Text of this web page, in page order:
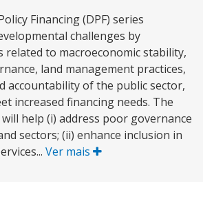
Financing (DPF) series
challenges by
to macroeconomic stability,
land management practices,
accountability of the public sector,
increased financing needs. The
help (i) address poor governance
sectors; (ii) enhance inclusion in
Ver mais